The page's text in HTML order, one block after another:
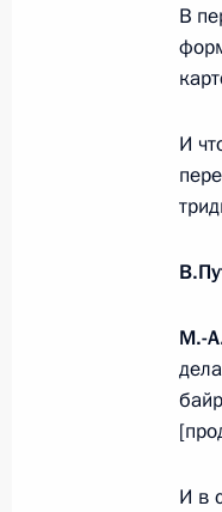
8
4
16
В
И
М.-
И в